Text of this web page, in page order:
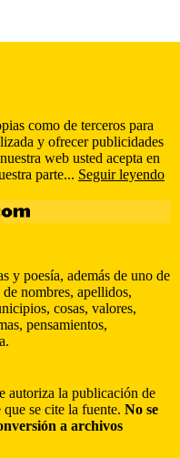
como de terceros para
y ofrecer publicidades
web usted acepta en
parte... Seguir leyendo
y poesía, además de uno de
nombres, apellidos,
cosas, valores,
pensamientos,
autoriza la publicación de
se cite la fuente. No se
a archivos